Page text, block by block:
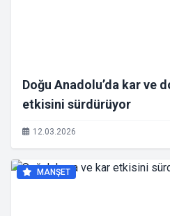
Doğu Anadolu’da kar ve
etkisini sürdürüyor
12.03.2026
MANŞET